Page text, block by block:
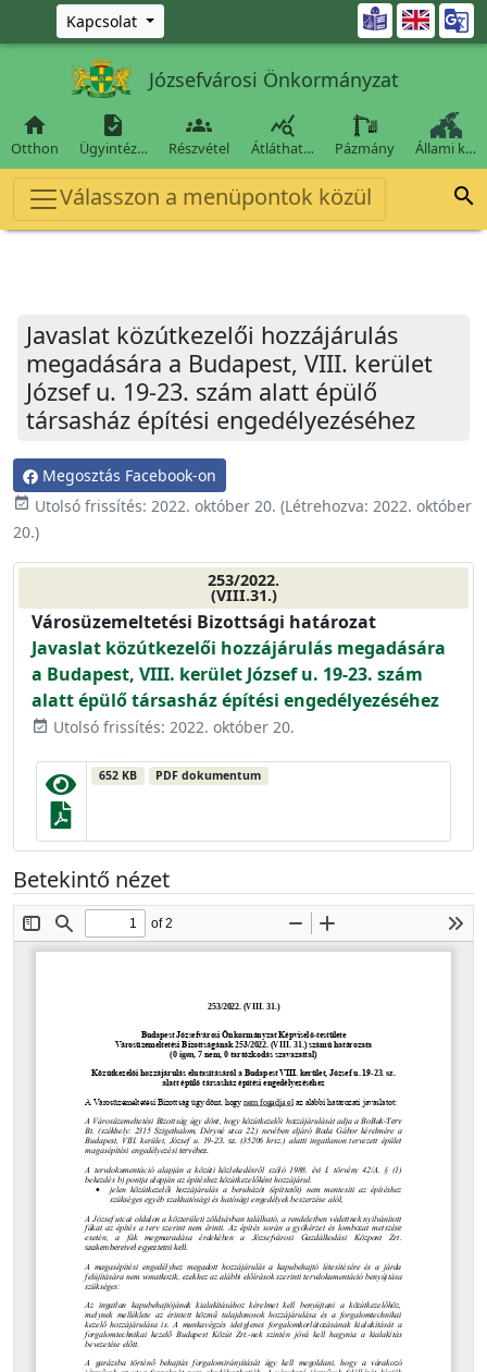
Ugrás a fő tartalomra
Kapcsolat 
Józsefvárosi Önkormányzat

Otthon

Ügyintéz…

Részvétel

Átláthat… Pázmány Állami k…
Válasszon a menüpontok közül 
Javaslat közútkezelői hozzájárulás
megadására a Budapest, VIII. kerület
József u. 19-23. szám alatt épülő
társasház építési engedélyezéséhez
Megosztás Facebook-on
event_available Utolsó frissítés: 2022. október 20. (Létrehozva: 2022. október
20.)
253/2022.
(VIII.31.)
Városüzemeltetési Bizottsági határozat
Javaslat közútkezelői hozzájárulás megadására
a Budapest, VIII. kerület József u. 19-23. szám
alatt épülő társasház építési engedélyezéséhez
event_available Utolsó frissítés: 2022. október 20.
652 KB PDF dokumentum
Betekintő nézet